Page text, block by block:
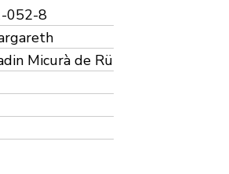
052-8
Micurà de Rü